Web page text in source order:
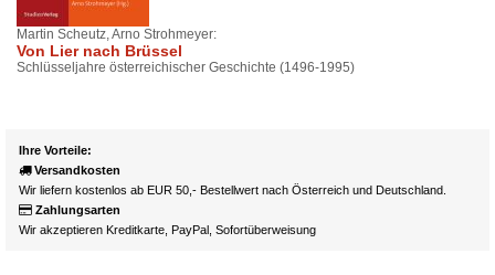
Martin Scheutz, Arno Strohmeyer:
Von Lier nach Brüssel
Schlüsseljahre österreichischer Geschichte (1496-1995)
Ihre Vorteile:
Versandkosten
Wir liefern kostenlos ab EUR 50,- Bestellwert nach Österreich und Deutschland.
Zahlungsarten
Wir akzeptieren Kreditkarte, PayPal, Sofortüberweisung